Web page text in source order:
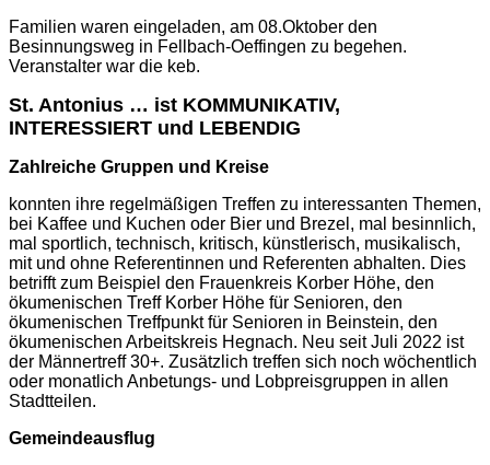
Familien waren eingeladen, am 08.Oktober den
Besinnungsweg in Fellbach-Oeffingen zu begehen.
Veranstalter war die keb.
St. Antonius … ist KOMMUNIKATIV,
INTERESSIERT und LEBENDIG
Zahlreiche Gruppen und Kreise
konnten ihre regelmäßigen Treffen zu interessanten Themen,
bei Kaffee und Kuchen oder Bier und Brezel, mal besinnlich,
mal sportlich, technisch, kritisch, künstlerisch, musikalisch,
mit und ohne Referentinnen und Referenten abhalten. Dies
betrifft zum Beispiel den Frauenkreis Korber Höhe, den
ökumenischen Treff Korber Höhe für Senioren, den
ökumenischen Treffpunkt für Senioren in Beinstein, den
ökumenischen Arbeitskreis Hegnach. Neu seit Juli 2022 ist
der Männertreff 30+. Zusätzlich treffen sich noch wöchentlich
oder monatlich Anbetungs- und Lobpreisgruppen in allen
Stadtteilen.
Gemeindeausflug